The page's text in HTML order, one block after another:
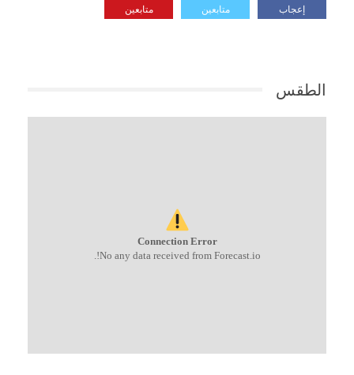
إعجاب متابعين متابعين
الطقس
Connection Error
No any data received from Forecast.io!.